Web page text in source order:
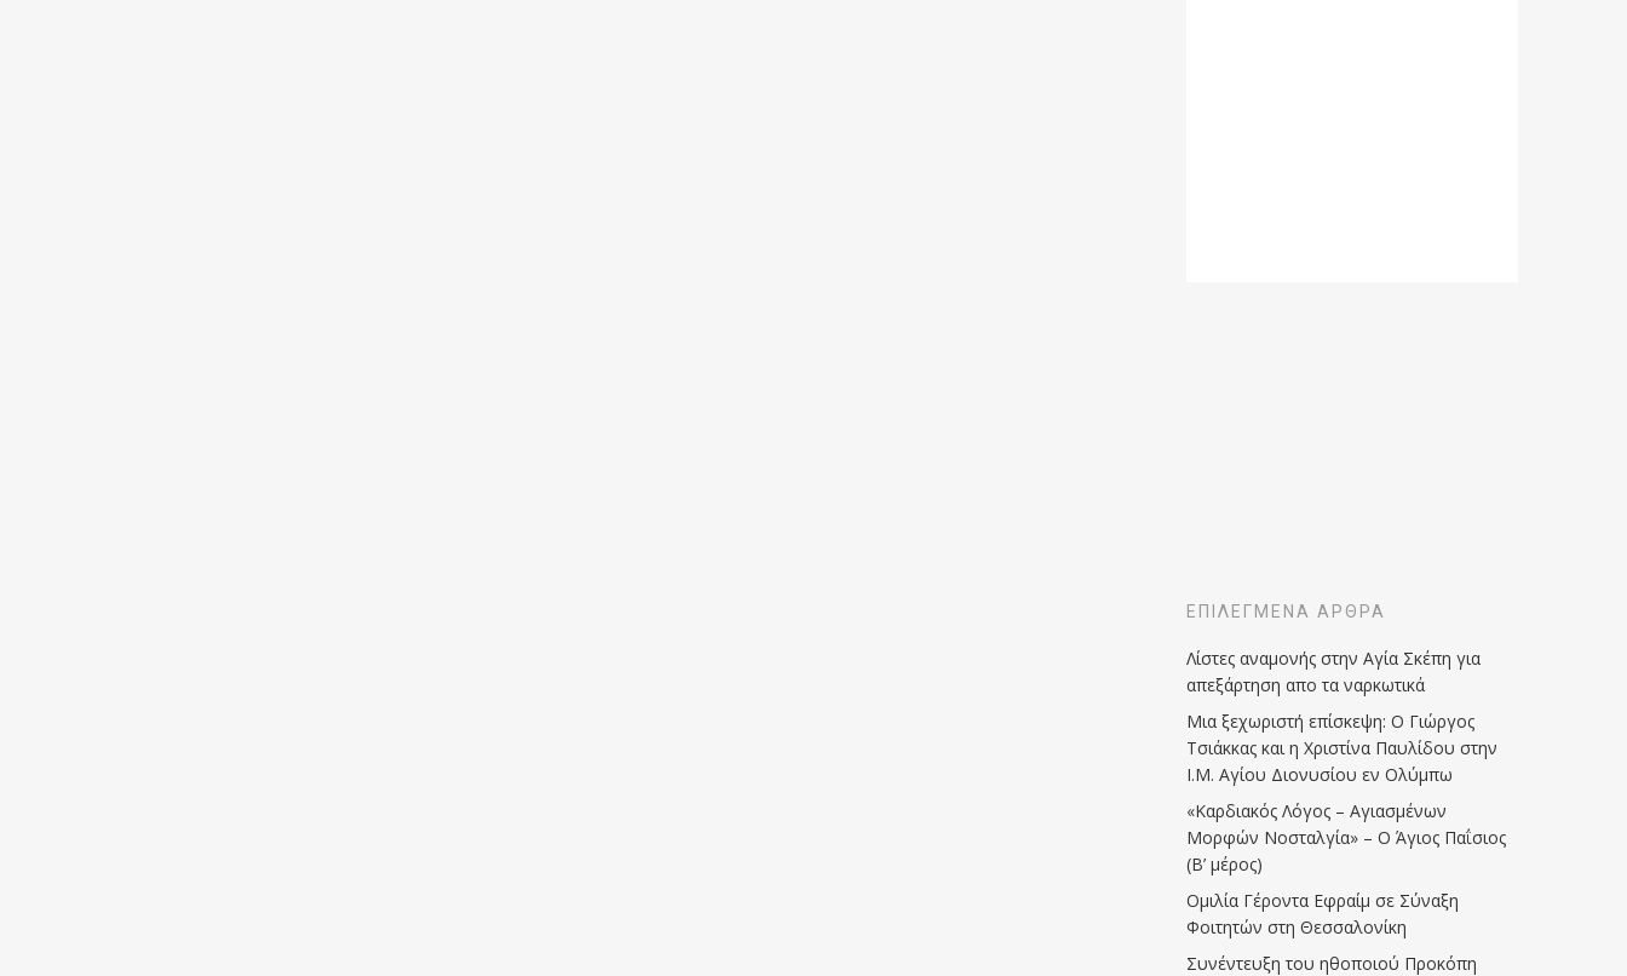
ΕΠΙΛΕΓΜΈΝΑ ΆΡΘΡΑ
Λίστες αναμονής στην Αγία Σκέπη για
απεξάρτηση απο τα ναρκωτικά
Μια ξεχωριστή επίσκεψη: Ο Γιώργος
Τσιάκκας και η Χριστίνα Παυλίδου στην
Ι.Μ. Αγίου Διονυσίου εν Ολύμπω
«Καρδιακός Λόγος – Αγιασμένων
Μορφών Νοσταλγία» – Ο Άγιος Παΐσιος
(Β’ μέρος)
Ομιλία Γέροντα Εφραίμ σε Σύναξη
Φοιτητών στη Θεσσαλονίκη
Συνέντευξη του ηθοποιού Προκόπη